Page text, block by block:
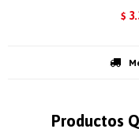
$
Productos